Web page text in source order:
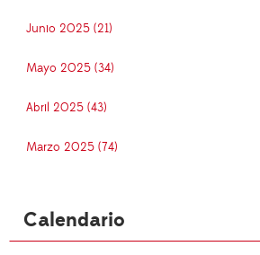
Junio 2025 (21)
Mayo 2025 (34)
Abril 2025 (43)
Marzo 2025 (74)
Calendario